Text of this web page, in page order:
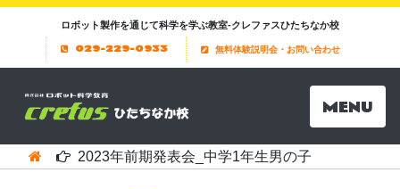
ロボット製作を通じて科学を学ぶ教室-クレファスひたちなか校
029-229-0933 無料体験説明会・お問い合わせ
MENU
2023年前期発表会_中学1年生男の子